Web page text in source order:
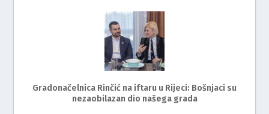
Gradonačelnica Rinčić na iftaru u Rijeci: Bošnjaci su
nezaobilazan dio našega grada